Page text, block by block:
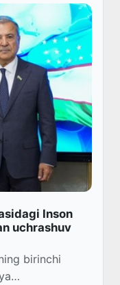
Inson
uchrashuv
birinchi